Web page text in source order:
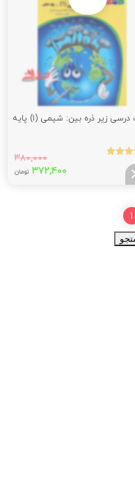
بود.
کتاب درسی زیر ذره بین: شیمی (۱) پایه
۳۸۰,۰۰۰
قیمت
۳۷۲,۴۰۰ تومان
1